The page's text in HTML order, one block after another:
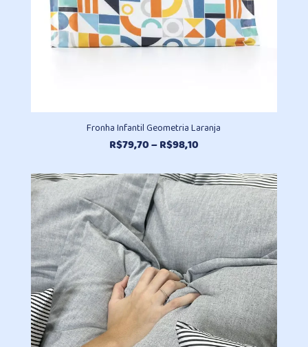
Fronha Infantil Geometria Laranja
R$79,70–R$98,10Faixa
preço:
R$79,70
através
R$98,10